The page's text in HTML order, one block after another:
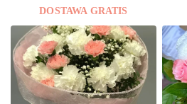
DOSTAWA GRATIS